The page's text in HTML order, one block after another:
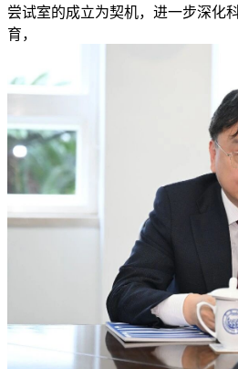
尝试室的成立为契机，进一步深化
育，